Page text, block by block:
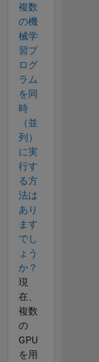
複数
の機
械学
習プ
ログ
ラム
を同
時
（並
列）
に実
行す
る方
法は
あり
ます
でし
ょう
か？
現
在、
複数
の
GPU
を用